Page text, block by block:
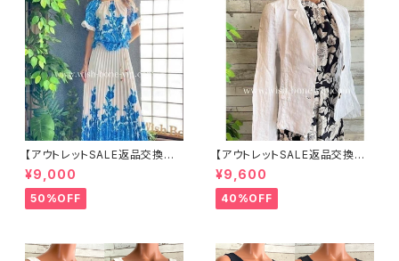
【アウトレットSALE返品交換不
可8/20まで】イタリア製ロング・
マキシスカート＆トップス セット
アップ /ホワイト＆ブルー(S)(M)
(L)
¥9,000
50%OFF
【アウトレットSALE返品交換不
可8/20まで】イタリア製サマー
ジャケット｜Made in ITALY｜
リネン麻 飾りエリ ジャケット/ホ
ワイト
¥9,600
40%OFF